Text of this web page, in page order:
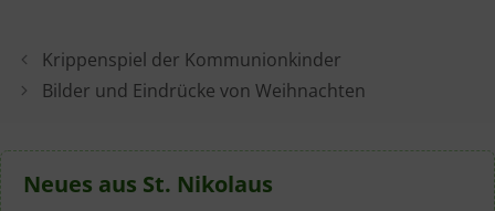
Krippenspiel der Kommunionkinder
Bilder und Eindrücke von Weihnachten
Neues aus St. Nikolaus